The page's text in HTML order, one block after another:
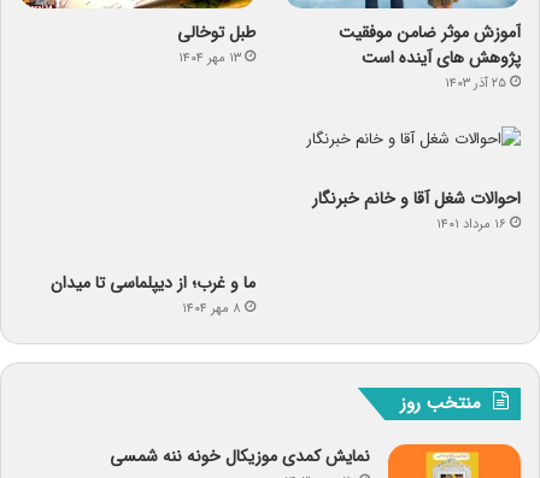
آموزش موثر ضامن موفقیت
پژوهش های آینده است
۲۵ آذر ۱۴۰۳
طبل توخالی
۱۳ مهر ۱۴۰۴
احوالات شغل آقا و خانم خبرنگار
۱۶ مرداد ۱۴۰۱
ما و غرب؛ از دیپلماسی تا میدان
۸ مهر ۱۴۰۴
منتخب روز
نمایش کمدی موزیکال خونه ننه شمسی